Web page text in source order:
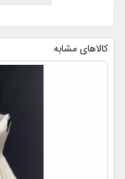
کالاهای مشابه